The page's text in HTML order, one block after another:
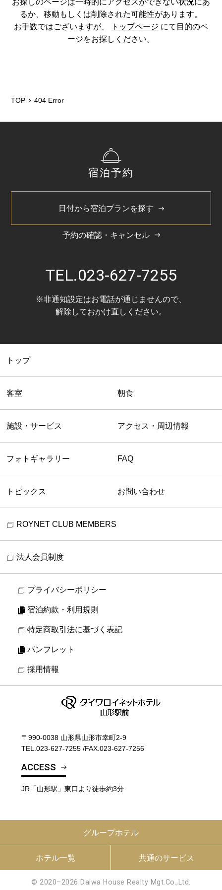
るか、移動もしくは削除された可能性があります。
お手数ではございますが、
トップページ にて目的のペ
ージをお探しください。
TOP 404 Error
宿泊予約
日付から宿泊プランを探す
予約の確認・キャンセル
TEL.023-627-7255
※非通知設定はお電話が通じませんので、
解除しておかけ直しください。
トップ
客室 朝食
施設・サービス アクセス・周辺情報
フォトギャラリー FAQ
トピックス お問い合わせ
ROYNET CLUB MEMBERS
法人会員制度
プライバシーポリシー
宿泊約款・利用規則
特定商取引法に基づく表記
パンフレット
採用情報
〒990-0038 山形県山形市幸町2-9
TEL. 023-627-7255 /FAX.023-627-7256
ACCESS
JR「山形駅」東口より徒歩約3分
グループホテル
ホテル一覧 共通のサービス
© 2020–2026 Daiwa House Realty Mgt.Co.,Ltd.